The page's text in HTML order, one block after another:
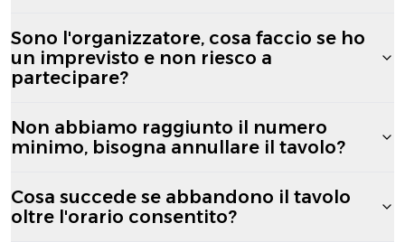
Sono l'organizzatore, cosa faccio se ho
un imprevisto e non riesco a
partecipare?
Non abbiamo raggiunto il numero
minimo, bisogna annullare il tavolo?
Cosa succede se abbandono il tavolo
oltre l'orario consentito?